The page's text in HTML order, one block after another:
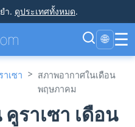
ำ. ดูประเทศทั้งหมด.
🌐 ☰
าเซา > สภาพอากาศในเดือน
พฤษภาคม
ราเซา เดือน